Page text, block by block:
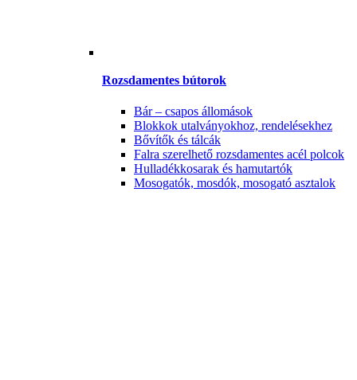
Rozsdamentes bútorok
Bár – csapos állomások
Blokkok utalványokhoz, rendelésekhez
Bővítők és tálcák
Falra szerelhető rozsdamentes acél polcok
Hulladékkosarak és hamutartók
Mosogatók, mosdók, mosogató asztalok